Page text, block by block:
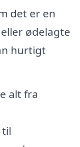
det er en
ødelagte
hurtigt
alt fra